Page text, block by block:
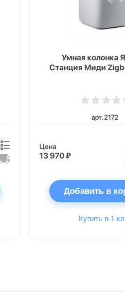
Умная колонка
Станция Миди
арт. 2172
Цена
13 970 ₽
Добавить в
Купить в 1